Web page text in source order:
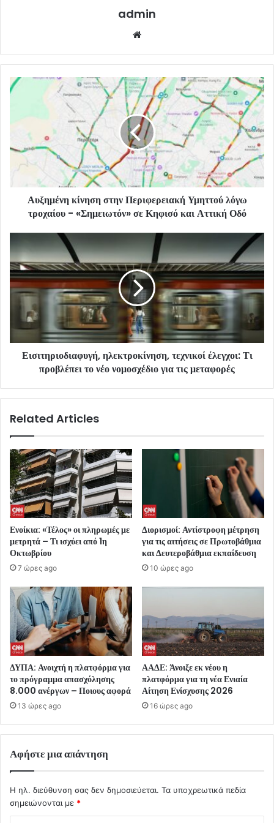
admin
Αυξημένη κίνηση στην Περιφερειακή Υμηττού λόγω
τροχαίου - «Σημειωτόν» σε Κηφισό και Αττική Οδό
Εισιτηριοδιαφυγή, ηλεκτροκίνηση, τεχνικοί έλεγχοι: Τι
προβλέπει το νέο νομοσχέδιο για τις μεταφορές
Related Articles
Ενοίκια: «Τέλος» οι πληρωμές με
μετρητά – Τι ισχύει από 1η
Οκτωβρίου
7 ώρες ago
Διορισμοί: Αντίστροφη μέτρηση
για τις αιτήσεις σε Πρωτοβάθμια
και Δευτεροβάθμια εκπαίδευση
10 ώρες ago
ΔΥΠΑ: Ανοιχτή η πλατφόρμα για
το πρόγραμμα απασχόλησης
8.000 ανέργων – Ποιους αφορά
13 ώρες ago
ΑΑΔΕ: Άνοιξε εκ νέου η
πλατφόρμα για τη νέα Ενιαία
Αίτηση Ενίσχυσης 2026
16 ώρες ago
Αφήστε μια απάντηση
Η ηλ. διεύθυνση σας δεν δημοσιεύεται. Τα υποχρεωτικά πεδία
σημειώνονται με *